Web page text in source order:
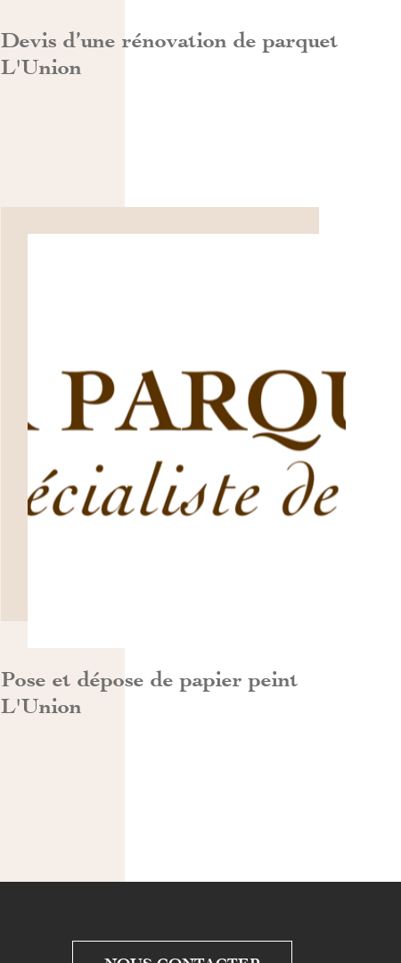
Devis d’une rénovation de parquet
L'Union
Pose et dépose de papier peint
L'Union